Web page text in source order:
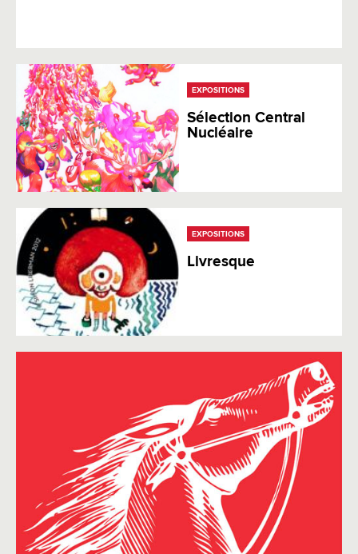
EXPOSITIONS
Sélection Central
Nucléaire
EXPOSITIONS
Livresque